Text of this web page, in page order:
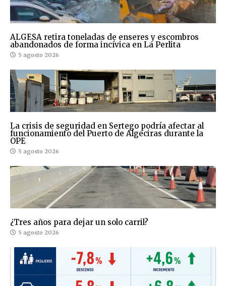
ALGESA retira toneladas de enseres y escombros
abandonados de forma incívica en La Perlita
5 agosto 2026
La crisis de seguridad en Sertego podría afectar al
funcionamiento del Puerto de Algeciras durante la
OPE
5 agosto 2026
¿Tres años para dejar un solo carril?
5 agosto 2026